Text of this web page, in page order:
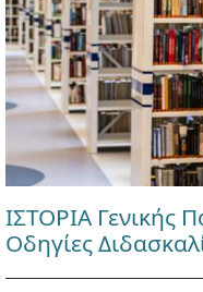
ΙΣΤΟΡΙΑ Γενικής
Οδηγίες